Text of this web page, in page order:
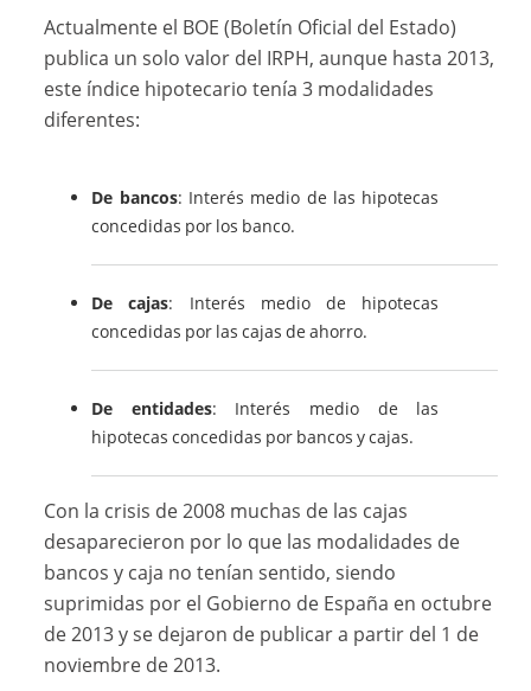
Actualmente el BOE (Boletín Oficial del Estado)
publica un solo valor del IRPH, aunque hasta 2013,
este índice hipotecario tenía 3 modalidades
diferentes:
De bancos: Interés medio de las hipotecas
concedidas por los banco.
De cajas: Interés medio de hipotecas
concedidas por las cajas de ahorro.
De entidades: Interés medio de las
hipotecas concedidas por bancos y cajas.
Con la crisis de 2008 muchas de las cajas
desaparecieron por lo que las modalidades de
bancos y caja no tenían sentido, siendo
suprimidas por el Gobierno de España en octubre
de 2013 y se dejaron de publicar a partir del 1 de
noviembre de 2013.